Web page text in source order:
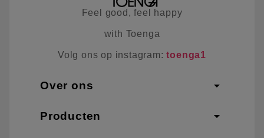
Feel good, feel happy
with Toenga
Volg ons op instagram:toenga1
Over ons arrow_drop_down
Producten arrow_drop_down